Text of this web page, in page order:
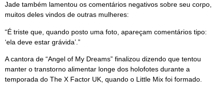
Jade também lamentou os comentários negativos sobre seu corpo,
muitos deles vindos de outras mulheres:
“É triste que, quando posto uma foto, apareçam comentários tipo:
‘ela deve estar grávida’.”
A cantora de “Angel of My Dreams” finalizou dizendo que tentou
manter o transtorno alimentar longe dos holofotes durante a
temporada do The X Factor UK, quando o Little Mix foi formado.